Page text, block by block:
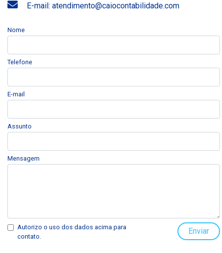
E-mail: atendimento@caiocontabilidade.com
Nome
Telefone
E-mail
Assunto
Mensagem
Autorizo o uso dos dados acima para
contato.
Enviar